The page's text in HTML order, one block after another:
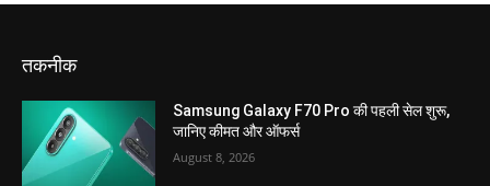
तकनीक
Samsung Galaxy F70 Pro की पहली सेल शुरू,
जानिए कीमत और ऑफर्स
August 8, 2026